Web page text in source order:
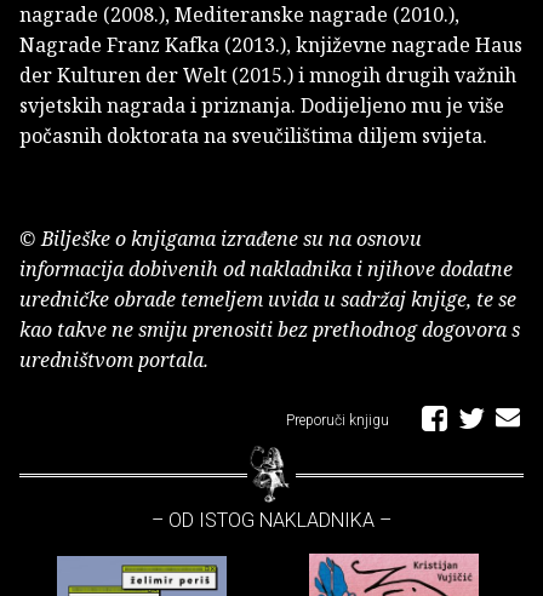
nagrade (2008.), Mediteranske nagrade (2010.),
Nagrade Franz Kafka (2013.), književne nagrade Haus
der Kulturen der Welt (2015.) i mnogih drugih važnih
svjetskih nagrada i priznanja. Dodijeljeno mu je više
počasnih doktorata na sveučilištima diljem svijeta.
© Bilješke o knjigama izrađene su na osnovu
informacija dobivenih od nakladnika i njihove dodatne
uredničke obrade temeljem uvida u sadržaj knjige, te se
kao takve ne smiju prenositi bez prethodnog dogovora s
uredništvom portala.
Preporuči knjigu
– OD ISTOG NAKLADNIKA –